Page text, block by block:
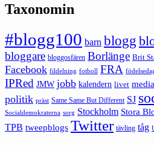
Taxonomin
#blogg100 barn blogg
bloggare bloggosfären Borlänge Brit
Facebook fildelning fotboll FRA
IPRed JMW jobb kalendern livet media
politik präst Same Same But Different SJ
Socialdemokraterna sorg Stockholm Stora
TPB tweepblogs Twitter tävling tåg